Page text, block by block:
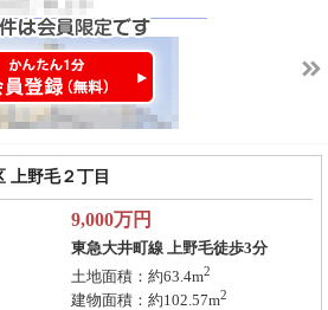
上野毛２丁目
9,000万円
東急大井町線 上野毛徒歩3分
土地面積：約63.4m2
建物面積：約102.57m2